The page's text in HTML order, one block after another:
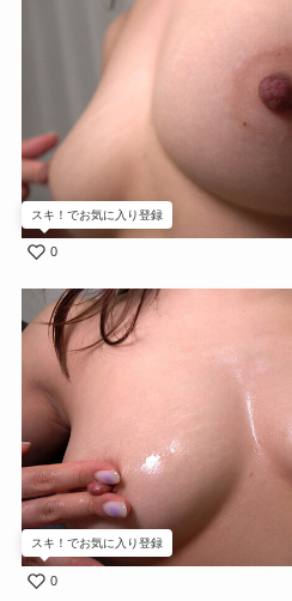
0
スキ！でお気に入り登録
0
スキ！でお気に入り登録